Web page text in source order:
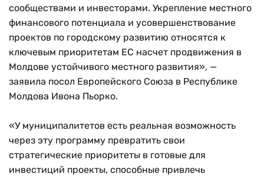
сообществами и инвесторами. Укрепление местного
финансового потенциала и усовершенствование
проектов по городскому развитию относятся к
ключевым приоритетам ЕС насчет продвижения в
Молдове устойчивого местного развития», —
заявила посол Европейского Союза в Республике
Молдова Ивона Пьорко.
«У муниципалитетов есть реальная возможность
через эту программу превратить свои
стратегические приоритеты в готовые для
инвестиций проекты, способные привлечь